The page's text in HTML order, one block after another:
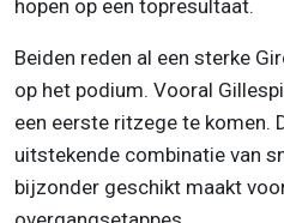
hopen op een topresultaat.
Beiden reden al een sterke
op het podium. Vooral
een eerste ritzege te komen.
uitstekende combinatie van
bijzonder geschikt maakt